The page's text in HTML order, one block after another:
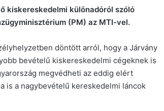
kiskereskedelmi különadóról szóló
(PM) az MTI-vel.
döntött arról, hogy a Járvány
bevételű kiskereskedelmi cégeknek is
megvédheti az eddig elért
is a nagybevételű kereskedelmi láncok